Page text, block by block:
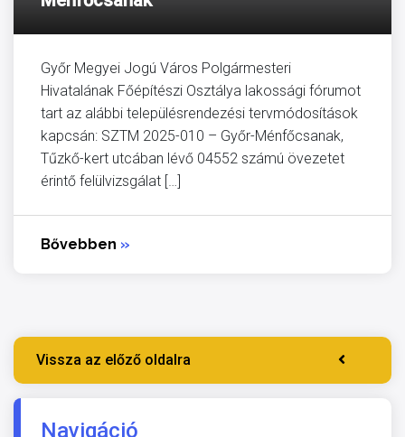
Győr Megyei Jogú Város Polgármesteri
Hivatalának Főépítészi Osztálya lakossági fórumot
tart az alábbi településrendezési tervmódosítások
kapcsán: SZTM 2025-010 – Győr-Ménfőcsanak,
Tűzkő-kert utcában lévő 04552 számú övezetet
érintő felülvizsgálat […]
Bővebben »
Vissza az előző oldalra
Navigáció